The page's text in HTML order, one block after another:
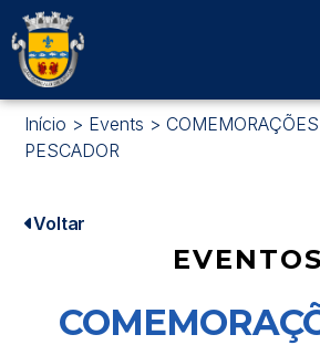
Início > Events >
PESCADOR
Voltar
EVENTOS